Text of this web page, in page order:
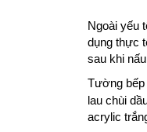
Ngoài yếu
dụng thực
sau khi
Tường bếp
lau chùi
acrylic